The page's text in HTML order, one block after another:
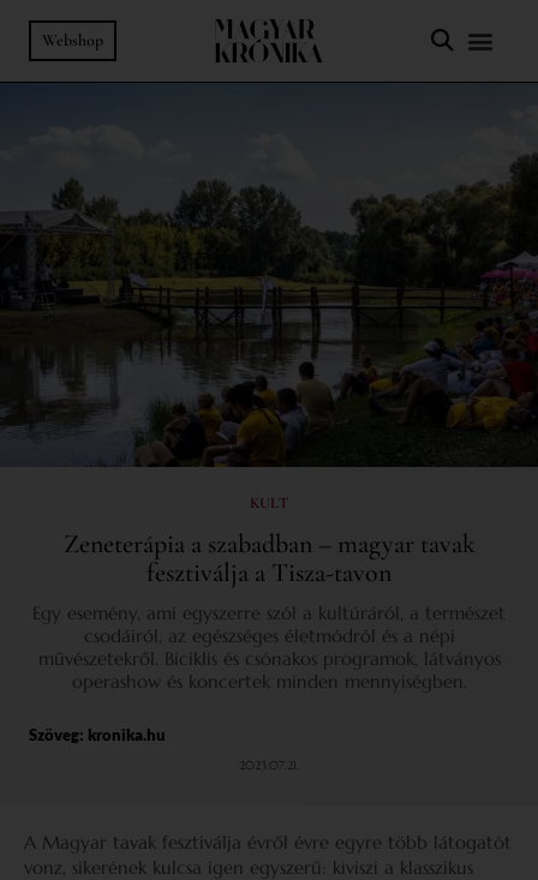
Webshop
KULT
Zeneterápia a szabadban – magyar tavak
fesztiválja a Tisza-tavon
Egy esemény, ami egyszerre szól a kultúráról, a természet
csodáiról, az egészséges életmódról és a népi
művészetekről. Biciklis és csónakos programok, látványos
operashow és koncertek minden mennyiségben.
Szöveg: kronika.hu
2023.07.21.
A Magyar tavak fesztiválja évről évre egyre több látogatót
vonz, sikerének kulcsa igen egyszerű: kiviszi a klasszikus